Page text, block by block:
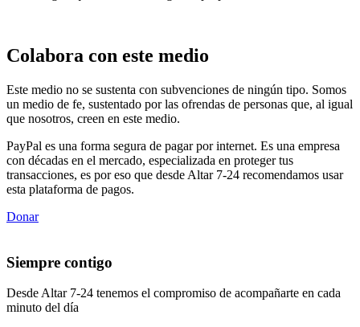
Colabora con este medio
Este medio no se sustenta con subvenciones de ningún tipo. Somos
un medio de fe, sustentado por las ofrendas de personas que, al igual
que nosotros, creen en este medio.
PayPal es una forma segura de pagar por internet. Es una empresa
con décadas en el mercado, especializada en proteger tus
transacciones, es por eso que desde Altar 7-24 recomendamos usar
esta plataforma de pagos.
Donar
Siempre contigo
Desde Altar 7-24 tenemos el compromiso de acompañarte en cada
minuto del día